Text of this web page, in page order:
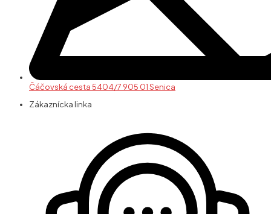
Čáčovská cesta 5404/7 905 01 Senica
Zákaznícka linka